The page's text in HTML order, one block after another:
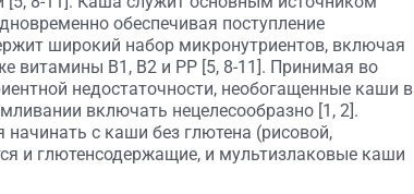
обеспечивая поступление
широкий набор микронутриентов, включая
витамины B1, B2 и PP [5, 8-11]. Принимая во
недостаточности, необогащенные каши в
включать нецелесообразно [1, 2].
с каши без глютена (рисовой,
и глютенсодержащие, и мультизлаковые каши